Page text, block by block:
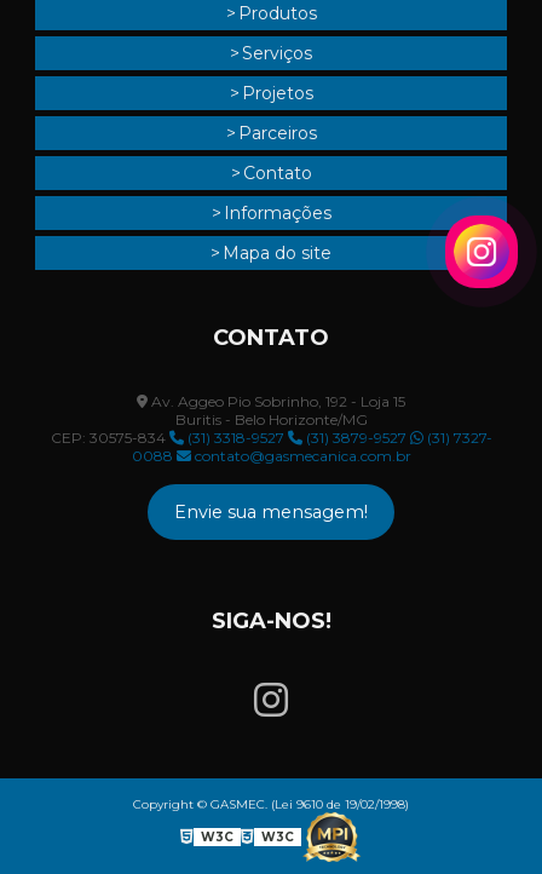
Produtos
Serviços
Projetos
Parceiros
Contato
Informações
Mapa do site
CONTATO
Av. Aggeo Pio Sobrinho, 192 - Loja 15
Buritis - Belo Horizonte/MG
CEP: 30575-834
(31) 3318-9527 (31) 3879-9527
(31) 7327-
0088
contato@gasmecanica.com.br
Envie sua mensagem!
SIGA-NOS!
Copyright © GASMEC. (Lei 9610 de 19/02/1998)
W3C W3C